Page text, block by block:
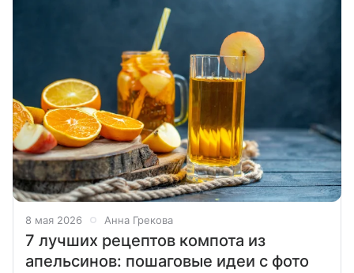
8 мая 2026 Анна Грекова
7 лучших рецептов компота из
апельсинов: пошаговые идеи с фото